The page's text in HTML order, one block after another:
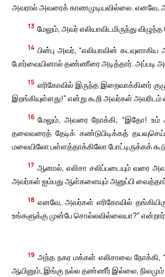
அவரால் அவரைக் காணமுடியவில்லை. எனவே,
13 மேலும், அவர் எலியாவிடமிருந்து
14 பின்பு அவர், “எலியாவின்
போர்வையினால் தண்ணீரை அடித்தார். அப்படி
15 எரிகோவில் இருந்த இறைவாக்கினர்
இறங்கியுள்ளது!” என்று கூறி அவர்கள்
16 மேலும், அவரை நோக்கி, “இதோ! உம்
தலைவரைத் தேடிக் கண்டுபிடிக்கத்
மலையிலோ பள்ளத்தாக்கிலோ போட்டிருக்கக்
17 ஆனால், எலிசா சலிப்படையும் வரை
அவர்கள் ஐம்பது ஆள்களையும் அனுப்பி
18 எனவே, அவர்கள் எரிகோவில்
உங்களுக்கு முன்பே சொல்லவில்லையா?”
19 அந்த நகர மக்கள் எலிசாவை நோக்கி,
ஆயினும், இங்கு நல்ல தண்ணீர் இல்லை,